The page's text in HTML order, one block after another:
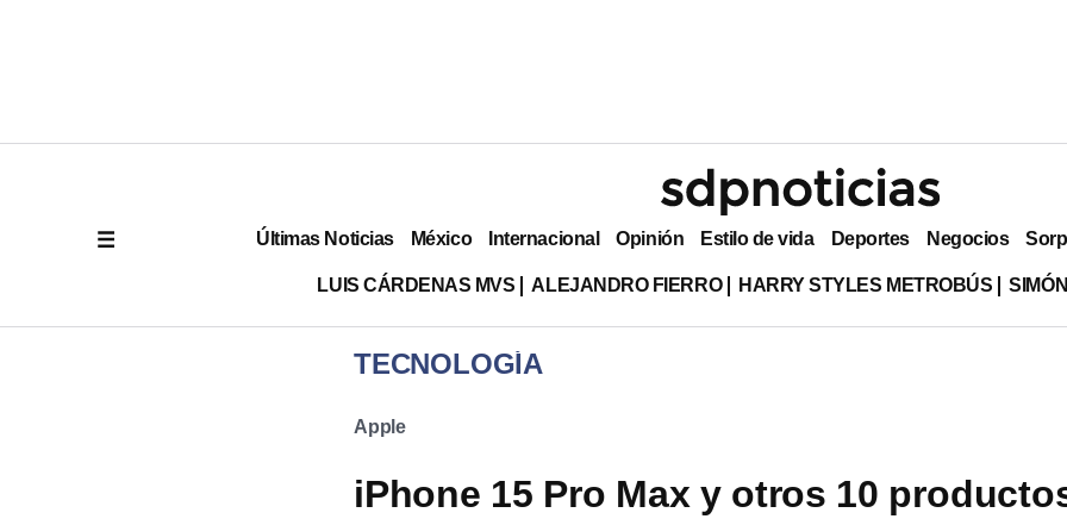
Últimas Noticias México Internacional Opinión Estilo de vida Deportes Negocios
LUIS CÁRDENAS MVS ALEJANDRO FIERRO HARRY STYLES METROBÚS
TECNOLOGÍA
Apple
iPhone 15 Pro Max y otros 10